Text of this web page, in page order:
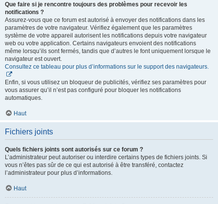
Que faire si je rencontre toujours des problèmes pour recevoir les
notifications ?
Assurez-vous que ce forum est autorisé à envoyer des notifications dans les
paramètres de votre navigateur. Vérifiez également que les paramètres
système de votre appareil autorisent les notifications depuis votre navigateur
web ou votre application. Certains navigateurs envoient des notifications
même lorsqu’ils sont fermés, tandis que d’autres le font uniquement lorsque le
navigateur est ouvert.
Consultez ce tableau pour plus d’informations sur le support des navigateurs.
Enfin, si vous utilisez un bloqueur de publicités, vérifiez ses paramètres pour
vous assurer qu’il n’est pas configuré pour bloquer les notifications
automatiques.
Haut
Fichiers joints
Quels fichiers joints sont autorisés sur ce forum ?
L’administrateur peut autoriser ou interdire certains types de fichiers joints. Si
vous n’êtes pas sûr de ce qui est autorisé à être transféré, contactez
l’administrateur pour plus d’informations.
Haut